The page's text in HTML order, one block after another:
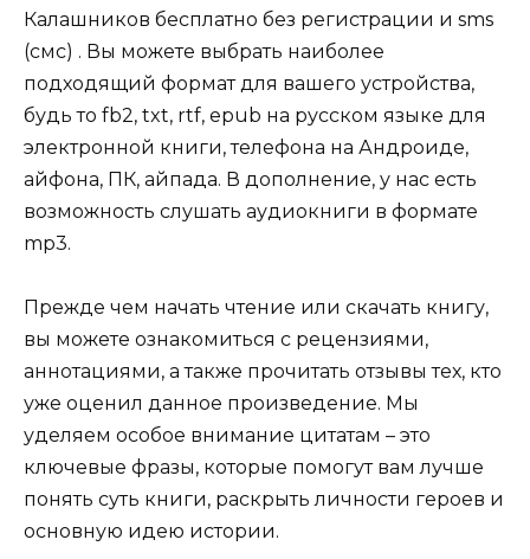
Калашников бесплатно без регистрации и sms
(смс) . Вы можете выбрать наиболее
подходящий формат для вашего устройства,
будь то fb2, txt, rtf, epub на русском языке для
электронной книги, телефона на Андроиде,
айфона, ПК, айпада. В дополнение, у нас есть
возможность слушать аудиокниги в формате
mp3.
Прежде чем начать чтение или скачать книгу,
вы можете ознакомиться с рецензиями,
аннотациями, а также прочитать отзывы тех, кто
уже оценил данное произведение. Мы
уделяем особое внимание цитатам – это
ключевые фразы, которые помогут вам лучше
понять суть книги, раскрыть личности героев и
основную идею истории.